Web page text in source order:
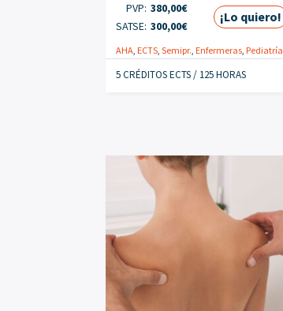
PVP: 380,00€
SATSE: 300,00€
¡Lo quiero!
AHA, ECTS,Semipr., Enfermeras, Pediatría
5 CRÉDITOS ECTS / 125 HORAS